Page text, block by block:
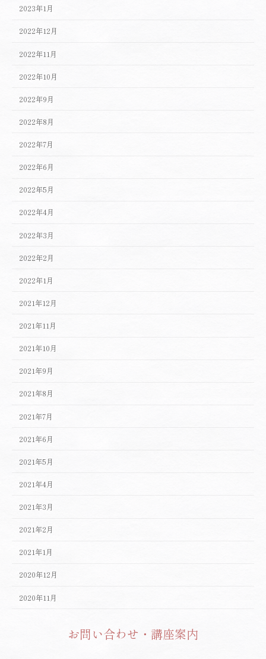
2023年1月
2022年12月
2022年11月
2022年10月
2022年9月
2022年8月
2022年7月
2022年6月
2022年5月
2022年4月
2022年3月
2022年2月
2022年1月
2021年12月
2021年11月
2021年10月
2021年9月
2021年8月
2021年7月
2021年6月
2021年5月
2021年4月
2021年3月
2021年2月
2021年1月
2020年12月
2020年11月
お問い合わせ・講座案内